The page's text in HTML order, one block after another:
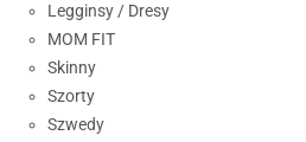
Legginsy / Dresy
MOM FIT
Skinny
Szorty
Szwedy